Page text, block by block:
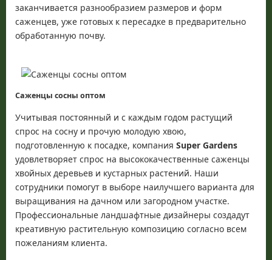
заканчивается разнообразием размеров и форм
саженцев, уже готовых к пересадке в предварительно
обработанную почву.
Саженцы сосны оптом
Учитывая постоянный и с каждым годом растущий
спрос на сосну и прочую молодую хвою,
подготовленную к посадке, компания Super Gardens
удовлетворяет спрос на высококачественные саженцы
хвойных деревьев и кустарных растений. Наши
сотрудники помогут в выборе наилучшего варианта для
выращивания на дачном или загородном участке.
Профессиональные ландшафтные дизайнеры создадут
креативную растительную композицию согласно всем
пожеланиям клиента.